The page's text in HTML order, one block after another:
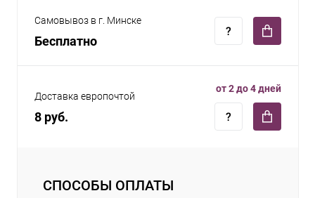
Самовывоз в г. Минске
Бесплатно
Доставка европочтой
8 руб.
от 2 до 4 дней
СПОСОБЫ ОПЛАТЫ